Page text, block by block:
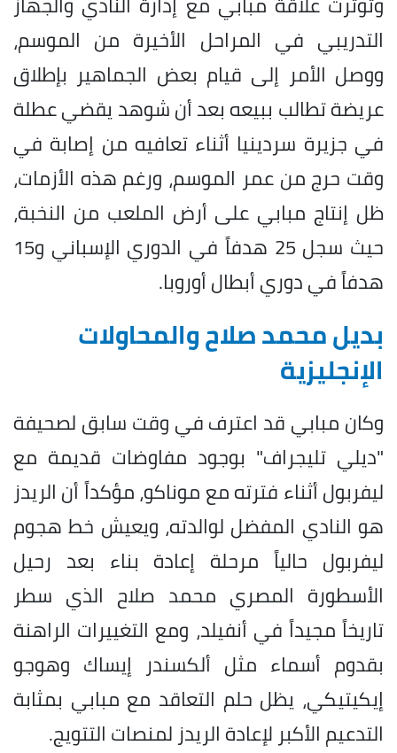
التدريبي في المراحل الأخيرة من الموسم،
ووصل الأمر إلى قيام بعض الجماهير بإطلاق
عريضة تطالب ببيعه بعد أن شوهد يقضي عطلة
في جزيرة سردينيا أثناء تعافيه من إصابة في
وقت حرج من عمر الموسم، ورغم هذه الأزمات،
ظل إنتاج مبابي على أرض الملعب من النخبة،
حيث سجل 25 هدفاً في الدوري الإسباني و15
هدفاً في دوري أبطال أوروبا.
بديل محمد صلاح والمحاولات
الإنجليزية
وكان مبابي قد اعترف في وقت سابق لصحيفة
"ديلي تليجراف" بوجود مفاوضات قديمة مع
ليفربول أثناء فترته مع موناكو، مؤكداً أن الريدز
هو النادي المفضل لوالدته، ويعيش خط هجوم
ليفربول حالياً مرحلة إعادة بناء بعد رحيل
الأسطورة المصري محمد صلاح الذي سطر
تاريخاً مجيداً في أنفيلد، ومع التغييرات الراهنة
بقدوم أسماء مثل ألكسندر إيساك وهوجو
إيكيتيكي، يظل حلم التعاقد مع مبابي بمثابة
التدعيم الأكبر لإعادة الريدز لمنصات التتويج.